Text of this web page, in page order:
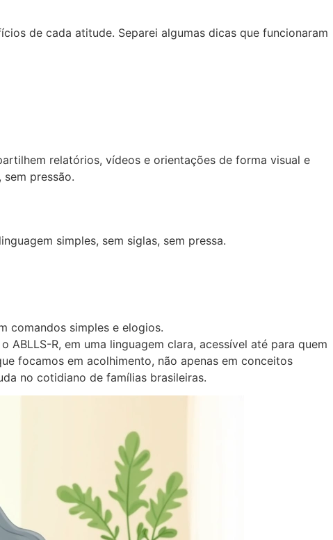
de cada atitude. Separei algumas dicas que funcionaram
relatórios, vídeos e orientações de forma visual e
pressão.
simples, sem siglas, sem pressa.
comandos simples e elogios.
R, em uma linguagem clara, acessível até para quem
focamos em acolhimento, não apenas em conceitos
no cotidiano de famílias brasileiras.